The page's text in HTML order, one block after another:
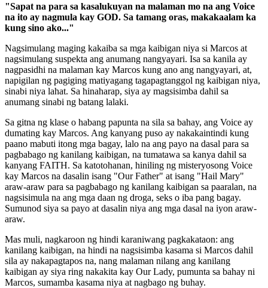
"Sapat na para sa kasalukuyan na malaman mo na ang Voice
na ito ay nagmula kay GOD. Sa tamang oras, makakaalam ka
kung sino ako..."
Nagsimulang maging kakaiba sa mga kaibigan niya si Marcos at
nagsimulang suspekta ang anumang nangyayari. Isa sa kanila ay
nagpasidhi na malaman kay Marcos kung ano ang nangyayari, at,
napigilan ng pagiging matiyagang tagapagtanggol ng kaibigan niya,
sinabi niya lahat. Sa hinaharap, siya ay magsisimba dahil sa
anumang sinabi ng batang lalaki.
Sa gitna ng klase o habang papunta na sila sa bahay, ang Voice ay
dumating kay Marcos. Ang kanyang puso ay nakakaintindi kung
paano mabuti itong mga bagay, lalo na ang payo na dasal para sa
pagbabago ng kanilang kaibigan, na tumatawa sa kanya dahil sa
kanyang FAITH. Sa katotohanan, hiniling ng misteryosong Voice
kay Marcos na dasalin isang "Our Father" at isang "Hail Mary"
araw-araw para sa pagbabago ng kanilang kaibigan sa paaralan, na
nagsisimula na ang mga daan ng droga, seks o iba pang bagay.
Sumunod siya sa payo at dasalin niya ang mga dasal na iyon araw-
araw.
Mas muli, nagkaroon ng hindi karaniwang pagkakataon: ang
kanilang kaibigan, na hindi na nagsisimba kasama si Marcos dahil
sila ay nakapagtapos na, nang malaman nilang ang kanilang
kaibigan ay siya ring nakakita kay Our Lady, pumunta sa bahay ni
Marcos, sumamba kasama niya at nagbago ng buhay.